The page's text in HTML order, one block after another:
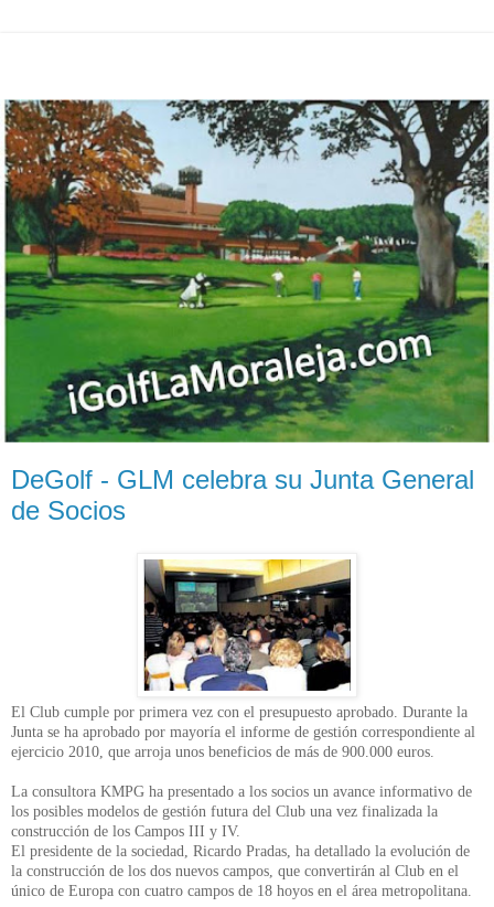
DeGolf - GLM celebra su Junta General
de Socios
El Club cumple por primera vez con el presupuesto aprobado. Durante la
Junta se ha aprobado por mayoría el informe de gestión correspondiente al
ejercicio 2010, que arroja unos beneficios de más de 900.000 euros.
La consultora KMPG ha presentado a los socios un avance informativo de
los posibles modelos de gestión futura del Club una vez finalizada la
construcción de los Campos III y IV.
El presidente de la sociedad, Ricardo Pradas, ha detallado la evolución de
la construcción de los dos nuevos campos, que convertirán al Club en el
único de Europa con cuatro campos de 18 hoyos en el área metropolitana.